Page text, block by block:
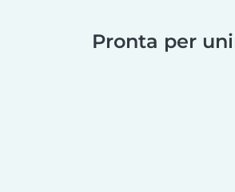
Pronta per